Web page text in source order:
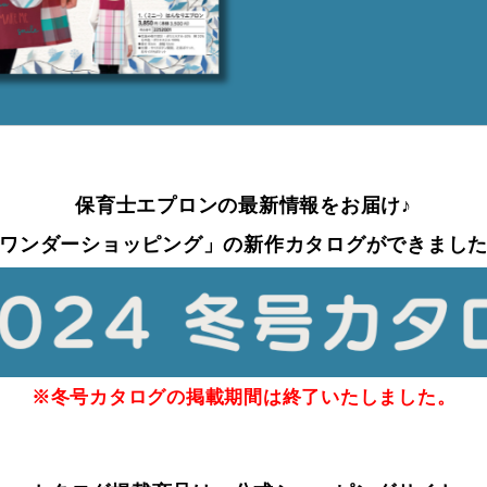
保育士エプロンの最新情報をお届け♪
ンダーショッピング」の新作カタログができまし
※冬号カタログの掲載期間は終了いたしました。